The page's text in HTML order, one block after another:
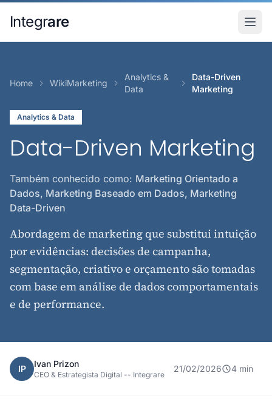
Integrare
Home WikiMarketing
Analytics &
Data
Data-Driven
Marketing
Analytics & Data
Data-Driven Marketing
Também conhecido como: Marketing Orientado a
Dados, Marketing Baseado em Dados, Marketing
Data-Driven
Abordagem de marketing que substitui intuição
por evidências: decisões de campanha,
segmentação, criativo e orçamento são tomadas
com base em análise de dados comportamentais
e de performance.
IP Ivan Prizon
CEO & Estrategista Digital -- Integrare
21/02/2026 4 min